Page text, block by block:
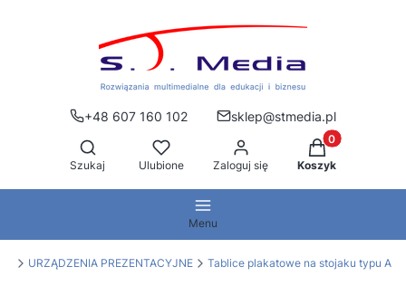
+48 607 160 102
sklep@stmedia.pl
Otwórz wyszukiwarkę
Szukaj Ulubione Zaloguj się
Produkty w
Koszyk
Menu
URZĄDZENIA PREZENTACYJNE Tablice plakatowe na stojaku typu A